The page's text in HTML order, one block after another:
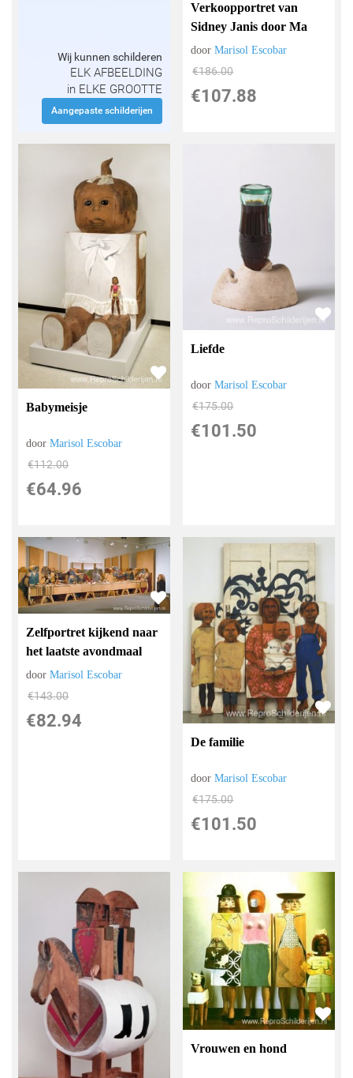
Wij kunnen schilderen
ELK AFBEELDING
in ELKE GROOTTE
Aangepaste schilderijen
Verkoopportret van
Sidney Janis door Ma
doorMarisol Escobar
€186.00
€107.88
Babymeisje
doorMarisol Escobar
€112.00
€64.96
Liefde
doorMarisol Escobar
€175.00
€101.50
Zelfportret kijkend naar
het laatste avondmaal
doorMarisol Escobar
€143.00
€82.94
De familie
doorMarisol Escobar
€175.00
€101.50
Vrouwen en hond